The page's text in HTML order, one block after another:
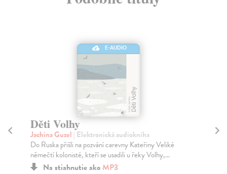
E-AUDIO
Děti Volhy
Jachina Guzel | Elektronická audiokniha
Do Ruska přišli na pozvání carevny Kateřiny Veliké
němečtí kolonisté, kteří se usadili u řeky Volhy,...
Na stiahnutie akoMP3